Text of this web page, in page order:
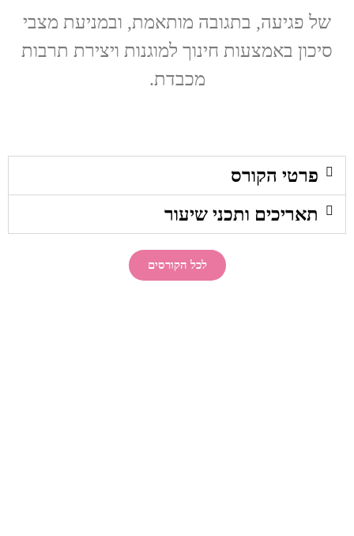
של פגיעה, בתגובה מותאמת, ובמניעת מצבי
סיכון באמצעות חינוך למוגנות ויצירת תרבות
מכבדת.
פרטי הקורס
תאריכים ותכני שיעור
לכל הקורסים